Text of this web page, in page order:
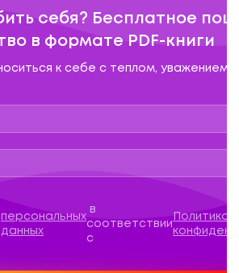
себя? Бесплатное
в формате PDF-книги
к себе с теплом, уважением
данные
персональных
данных
в
соответствии
с
Политикой